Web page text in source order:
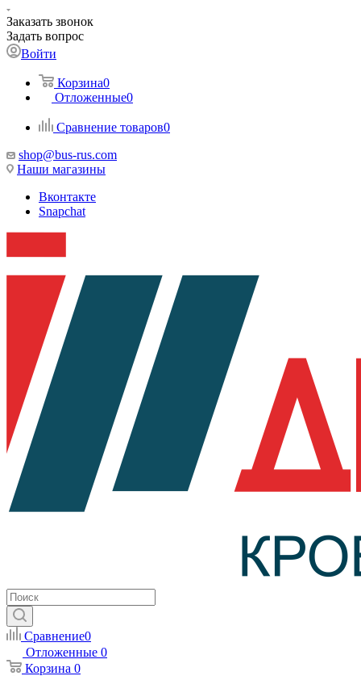
Заказать звонок
Задать вопрос
Войти
Корзина0
Отложенные0
Сравнение товаров0
shop@bus-rus.com
Наши магазины
Вконтакте
Snapchat
Сравнение0
Отложенные 0
Корзина 0